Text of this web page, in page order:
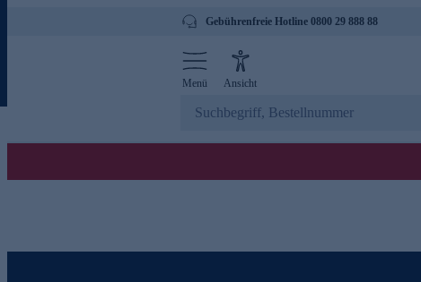
Gebührenfreie Hotline 0800 29 888 88
Menü Ansicht